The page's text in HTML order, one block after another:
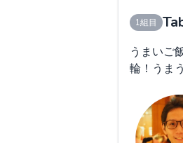
1組目
うまいご
輪！うま